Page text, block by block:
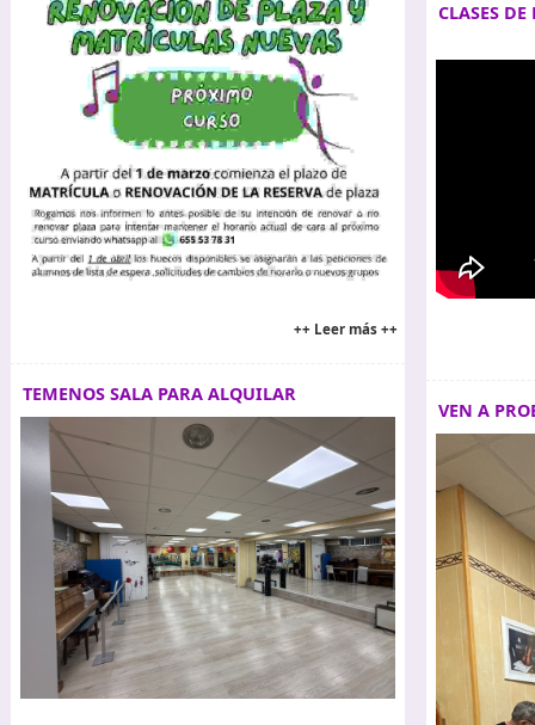
++ Leer más ++
TEMENOS SALA PARA ALQUILAR
CLASES
VEN A